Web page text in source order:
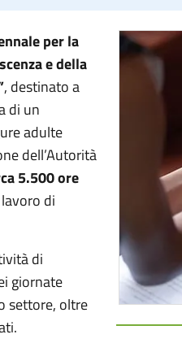
per la
e della
, destinato a
di un
adulte
dell’Autorità
5.500 ore
di
di
giornate
settore, oltre